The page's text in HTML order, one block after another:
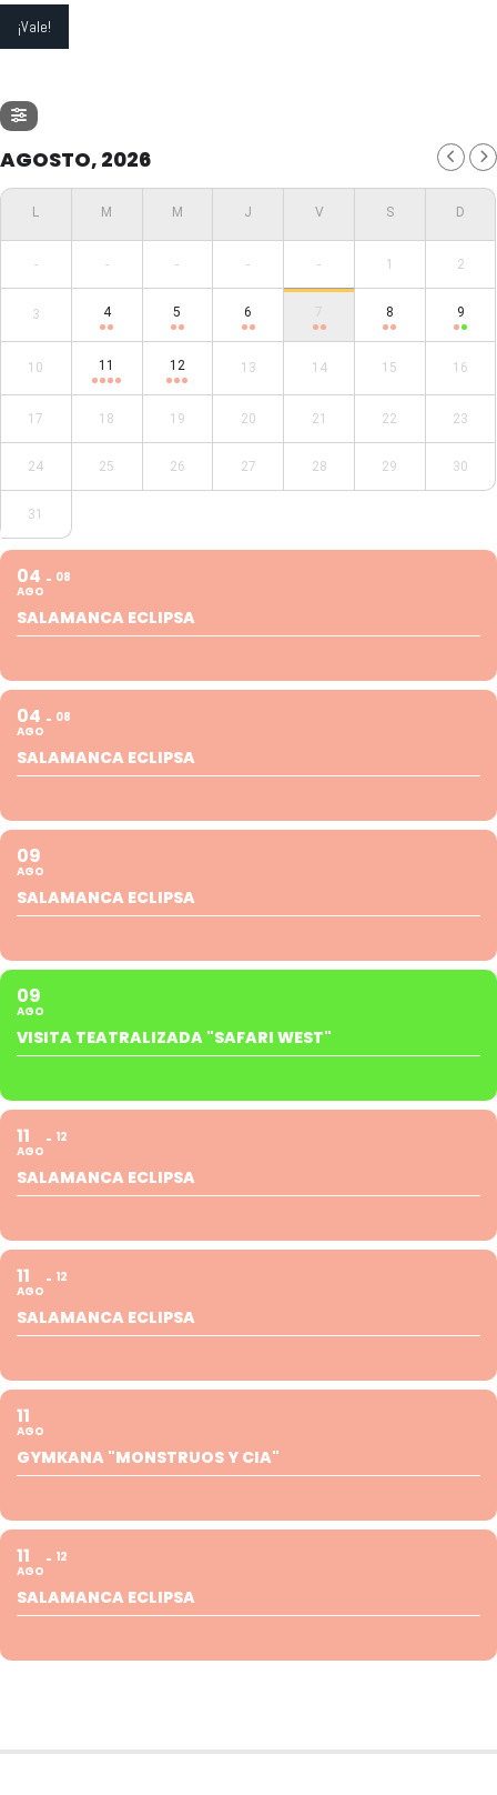
AGOSTO, 2026
- - - - - 1 2
3 4 5 6 7 8 9
10 11 12 13 14 15 16
17 18 19 20 21 22 23
24 25 26 27 28 29 30
31
04
AGO
08
SALAMANCA ECLIPSA
04
AGO
08
SALAMANCA ECLIPSA
09
AGO
SALAMANCA ECLIPSA
09
AGO
VISITA TEATRALIZADA "SAFARI WEST"
11
AGO
12
SALAMANCA ECLIPSA
11
AGO
12
SALAMANCA ECLIPSA
11
AGO
GYMKANA "MONSTRUOS Y CIA"
11
AGO
12
SALAMANCA ECLIPSA